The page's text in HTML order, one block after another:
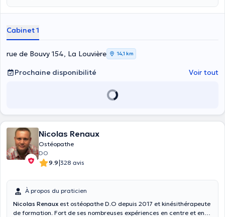
Cabinet 1
rue de Bouvy 154, La Louvière 14,1 km
Prochaine disponibilité Voir tout
Nicolas Renaux
Ostéopathe
DO
9.9|328 avis
À propos du praticien
Nicolas Renaux est ostéopathe D.O depuis 2017 et kinésithérapeute
de formation. Fort de ses nombreuses expériences en centre et en